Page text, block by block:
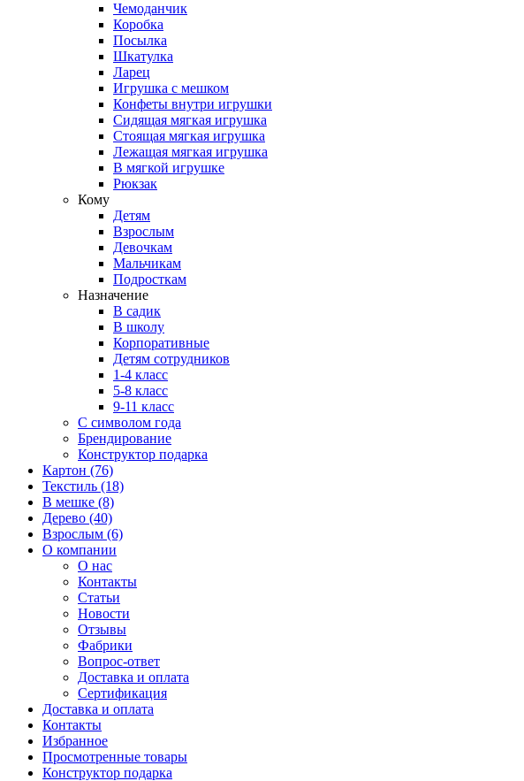
Чемоданчик
Коробка
Посылка
Шкатулка
Ларец
Игрушка с мешком
Конфеты внутри игрушки
Сидящая мягкая игрушка
Стоящая мягкая игрушка
Лежащая мягкая игрушка
В мягкой игрушке
Рюкзак
Кому
Детям
Взрослым
Девочкам
Мальчикам
Подросткам
Назначение
В садик
В школу
Корпоративные
Детям сотрудников
1-4 класс
5-8 класс
9-11 класс
С символом года
Брендирование
Конструктор подарка
Картон (76)
Текстиль (18)
В мешке (8)
Дерево (40)
Взрослым (6)
О компании
О нас
Контакты
Статьи
Новости
Отзывы
Фабрики
Вопрос-ответ
Доставка и оплата
Сертификация
Доставка и оплата
Контакты
Избранное
Просмотренные товары
Конструктор подарка